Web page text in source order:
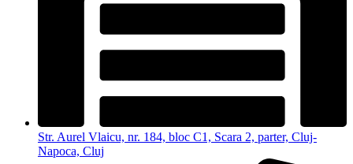
Str. Aurel Vlaicu, nr. 184, bloc C1, Scara 2, parter, Cluj-
Napoca, Cluj